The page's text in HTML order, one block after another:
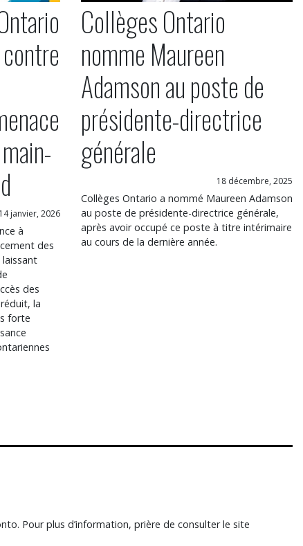
14 janvier, 2026
à
des
des
la
forte
Collèges Ontario
nomme Maureen
Adamson au poste de
présidente-directrice
générale
18 décembre, 2025
Collèges Ontario a nommé Maureen Adamson
au poste de présidente-directrice générale,
après avoir occupé ce poste à titre intérimaire
au cours de la dernière année.
Pour plus d’information, prière de consulter le site